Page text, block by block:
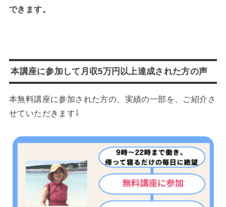
できます。
本講座に参加して月収5万円以上達成された方の声
本無料講座に参加された方の、実績の一部を、ご紹介さ
せていただきます⇩